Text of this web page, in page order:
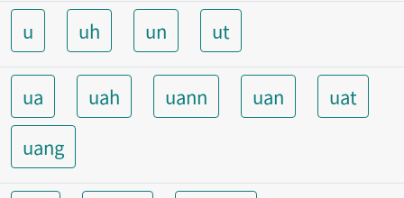
u uh un ut
ua uah uann uan
uat
uang